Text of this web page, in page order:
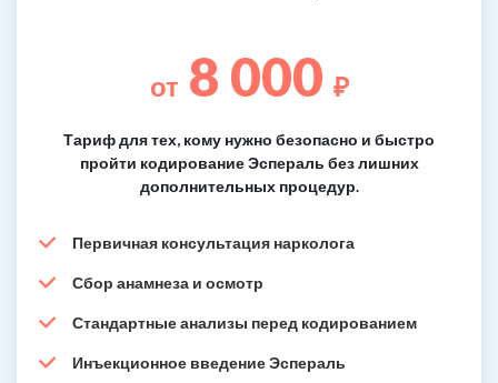
от 8 000 ₽
Тариф для тех, кому нужно безопасно и быстро
пройти кодирование Эспераль без лишних
дополнительных процедур.
Первичная консультация нарколога
Сбор анамнеза и осмотр
Стандартные анализы перед кодированием
Инъекционное введение Эспераль